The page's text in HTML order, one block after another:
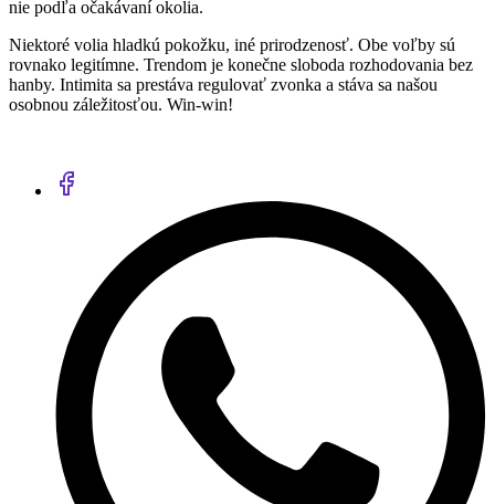
nie podľa očakávaní okolia.
Niektoré volia hladkú pokožku, iné prirodzenosť. Obe voľby sú
rovnako legitímne. Trendom je konečne sloboda rozhodovania bez
hanby. Intimita sa prestáva regulovať zvonka a stáva sa našou
osobnou záležitosťou. Win-win!